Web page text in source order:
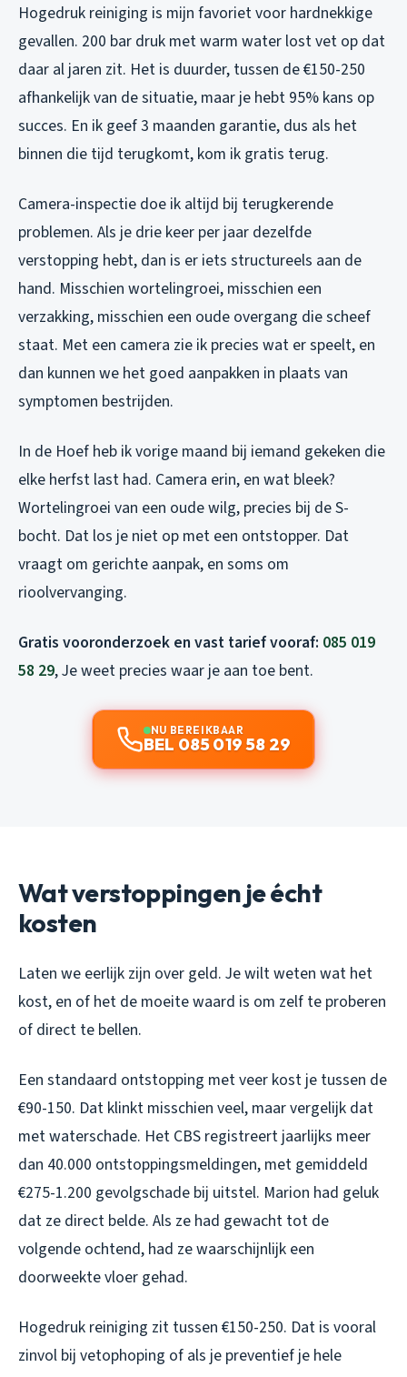
Hogedruk reiniging is mijn favoriet voor hardnekkige
gevallen. 200 bar druk met warm water lost vet op dat
daar al jaren zit. Het is duurder, tussen de €150-250
afhankelijk van de situatie, maar je hebt 95% kans op
succes. En ik geef 3 maanden garantie, dus als het
binnen die tijd terugkomt, kom ik gratis terug.
Camera-inspectie doe ik altijd bij terugkerende
problemen. Als je drie keer per jaar dezelfde
verstopping hebt, dan is er iets structureels aan de
hand. Misschien wortelingroei, misschien een
verzakking, misschien een oude overgang die scheef
staat. Met een camera zie ik precies wat er speelt, en
dan kunnen we het goed aanpakken in plaats van
symptomen bestrijden.
In de Hoef heb ik vorige maand bij iemand gekeken die
elke herfst last had. Camera erin, en wat bleek?
Wortelingroei van een oude wilg, precies bij de S-
bocht. Dat los je niet op met een ontstopper. Dat
vraagt om gerichte aanpak, en soms om
rioolvervanging.
Gratis vooronderzoek en vast tarief vooraf: 085 019
58 29, Je weet precies waar je aan toe bent.
NU BEREIKBAAR
BEL 085 019 58 29
Wat verstoppingen je écht
kosten
Laten we eerlijk zijn over geld. Je wilt weten wat het
kost, en of het de moeite waard is om zelf te proberen
of direct te bellen.
Een standaard ontstopping met veer kost je tussen de
€90-150. Dat klinkt misschien veel, maar vergelijk dat
met waterschade. Het CBS registreert jaarlijks meer
dan 40.000 ontstoppingsmeldingen, met gemiddeld
€275-1.200 gevolgschade bij uitstel. Marion had geluk
dat ze direct belde. Als ze had gewacht tot de
volgende ochtend, had ze waarschijnlijk een
doorweekte vloer gehad.
Hogedruk reiniging zit tussen €150-250. Dat is vooral
zinvol bij vetophoping of als je preventief je hele